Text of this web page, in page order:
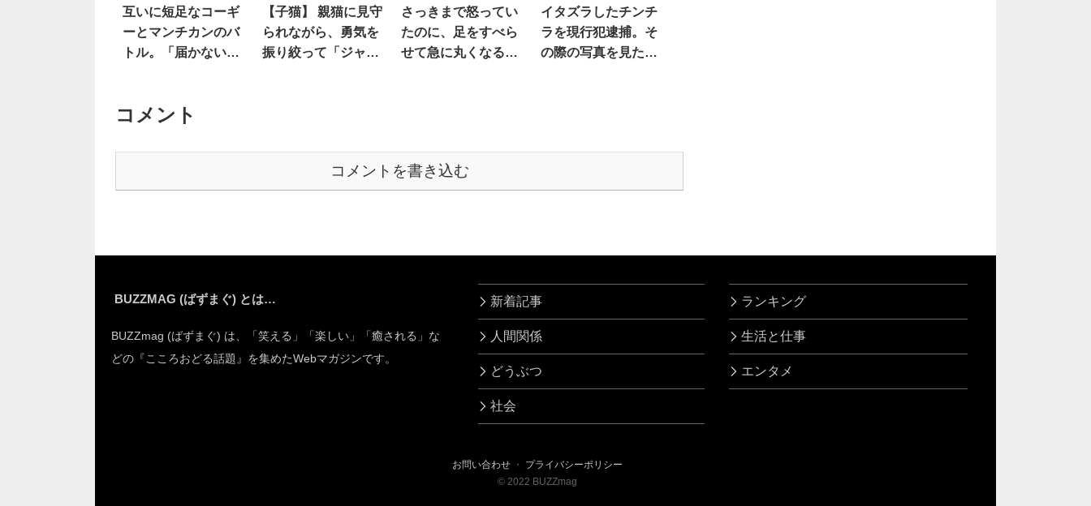
互いに短足なコーギ
ーとマンチカンのバ
トル。「届かない攻
【子猫】 親猫に見守
られながら、勇気を
振り絞って「ジャン
さっきまで怒ってい
たのに、足をすべら
せて急に丸くなるネ
イタズラしたチンチ
ラを現行犯逮捕。そ
の際の写真を見た
コメント
コメントを書き込む
BUZZMAG (ばずまぐ) とは…
BUZZmag (ばずまぐ) は、「笑える」「楽しい」「癒される」な
どの『こころおどる話題』を集めたWebマガジンです。
新着記事
人間関係
どうぶつ
社会
ランキング
生活と仕事
エンタメ
お問い合わせ ・ プライバシーポリシー
© 2022 BUZZmag